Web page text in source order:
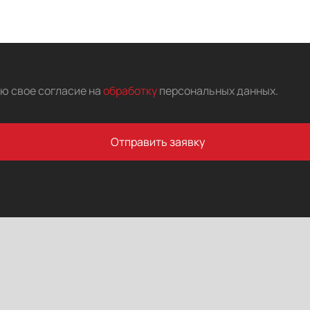
свое согласие наобработку персональных данных.
Отправить заявку